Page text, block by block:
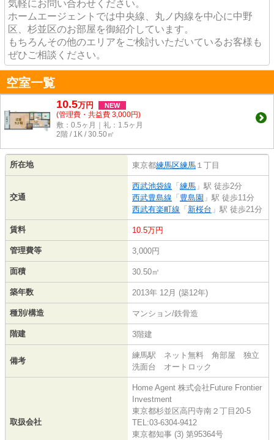
気軽にお問い合わせください。
ホームエージェントでは中央線、丸ノ内線を中心に中野
区、杉並区のお部屋を御紹介しています。
もちろんその他のエリアをご検討いただいているお客様も
ぜひご相談ください。
空室一覧
10.5万円 NEW
(管理費・共益費 3,000円)
敷：0.5ヶ月｜礼：1.5ヶ月
2階 / 1K / 30.50㎡
所在地 東京都練馬区練馬 １丁目
交通
西武池袋線 「 練馬 」駅 徒歩2分
西武豊島線 「 豊島園 」駅 徒歩11分
西武有楽町線 「 新桜台 」駅 徒歩21分
賃料 10.5万円
管理費等 3,000円
面積 30.50㎡
築年数 2013年 12月 (築12年)
種別/構造 マンション/鉄骨造
階建 3階建
備考
練馬駅 ネット無料 角部屋 独立
洗面台 オートロック
取扱会社
Home Agent 株式会社Future Frontier
Investment
東京都杉並区高円寺南２丁目20-5
TEL:03-6304-9412
東京都知事 (3) 第95364号